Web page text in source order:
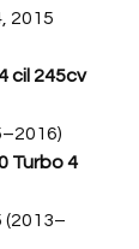
2015
cil 245cv
Turbo 4
(2013–